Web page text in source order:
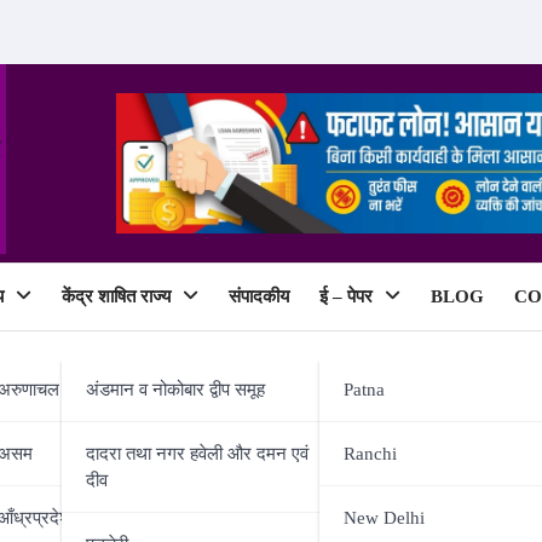
प्रदेश
केंद्र शाषित राज्य
अंडमान व नोकोबार द्वीप समूह
दादरा तथा नगर हवेली और दमन एवं
दीव
संपादकीय ई – पेपर
Patna
Ranchi
New Delhi
BLOG
विभाग तैयार